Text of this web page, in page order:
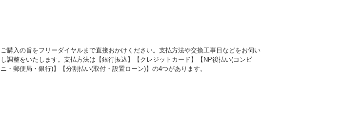
ご購入の旨をフリーダイヤルまで直接おかけください。支払方法や交換工事日などをお伺い
し調整をいたします。支払方法は【銀行振込】【クレジットカード】【NP後払い(コンビ
ニ・郵便局・銀行)】【分割払い(取付・設置ローン)】の4つがあります。